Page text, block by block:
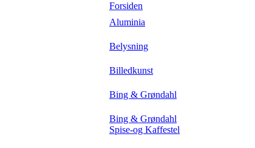
Forsiden
Aluminia
Belysning
Billedkunst
Bing & Grøndahl
Bing & Grøndahl
Spise-og Kaffestel